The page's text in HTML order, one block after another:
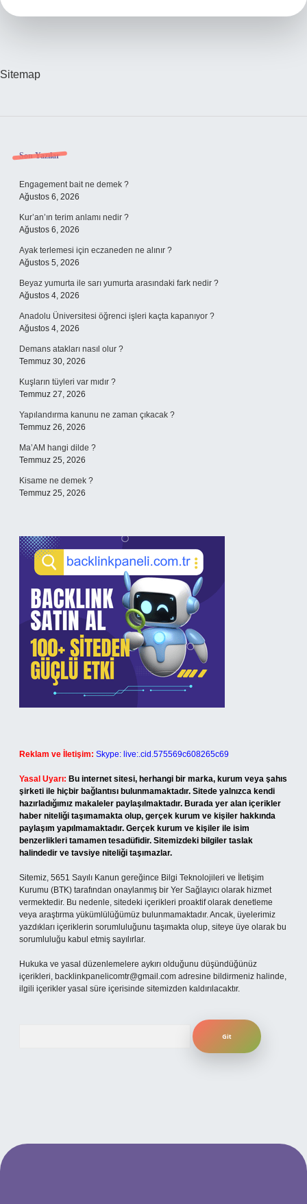
Sitemap
Sidebar
Son Yazılar
Engagement bait ne demek ?
Ağustos 6, 2026
Kur’an’ın terim anlamı nedir ?
Ağustos 6, 2026
Ayak terlemesi için eczaneden ne alınır ?
Ağustos 5, 2026
Beyaz yumurta ile sarı yumurta arasındaki fark nedir ?
Ağustos 4, 2026
Anadolu Üniversitesi öğrenci işleri kaçta kapanıyor ?
Ağustos 4, 2026
Demans atakları nasıl olur ?
Temmuz 30, 2026
Kuşların tüyleri var mıdır ?
Temmuz 27, 2026
Yapılandırma kanunu ne zaman çıkacak ?
Temmuz 26, 2026
Ma’AM hangi dilde ?
Temmuz 25, 2026
Kisame ne demek ?
Temmuz 25, 2026
Reklam ve İletişim: Skype: live:.cid.575569c608265c69
Yasal Uyarı: Bu internet sitesi, herhangi bir marka, kurum veya şahıs
şirketi ile hiçbir bağlantısı bulunmamaktadır. Sitede yalnızca kendi
hazırladığımız makaleler paylaşılmaktadır. Burada yer alan içerikler
haber niteliği taşımamakta olup, gerçek kurum ve kişiler hakkında
paylaşım yapılmamaktadır. Gerçek kurum ve kişiler ile isim
benzerlikleri tamamen tesadüfidir. Sitemizdeki bilgiler taslak
halindedir ve tavsiye niteliği taşımazlar.
Sitemiz, 5651 Sayılı Kanun gereğince Bilgi Teknolojileri ve İletişim
Kurumu (BTK) tarafından onaylanmış bir Yer Sağlayıcı olarak hizmet
vermektedir. Bu nedenle, sitedeki içerikleri proaktif olarak denetleme
veya araştırma yükümlülüğümüz bulunmamaktadır. Ancak, üyelerimiz
yazdıkları içeriklerin sorumluluğunu taşımakta olup, siteye üye olarak bu
sorumluluğu kabul etmiş sayılırlar.
Hukuka ve yasal düzenlemelere aykırı olduğunu düşündüğünüz
içerikleri, backlinkpanelicomtr@gmail.com adresine bildirmeniz halinde,
ilgili içerikler yasal süre içerisinde sitemizden kaldırılacaktır.